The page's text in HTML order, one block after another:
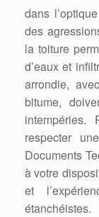
dans
des
la toiture
d’eaux et
arrondie,
bitume,
respecter
Documents
à votre
et
étanchéistes.